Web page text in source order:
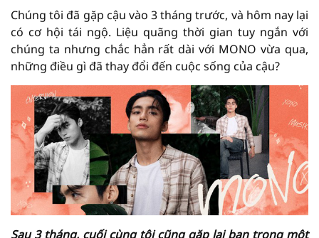
Chúng tôi đã gặp cậu vào 3 tháng trước, và hôm nay lại
có cơ hội tái ngộ. Liệu quãng thời gian tuy ngắn với
chúng ta nhưng chắc hẳn rất dài với MONO vừa qua,
những điều gì đã thay đổi đến cuộc sống của cậu?
Sau 3 tháng, cuối cùng tôi cũng gặp lại bạn trong một